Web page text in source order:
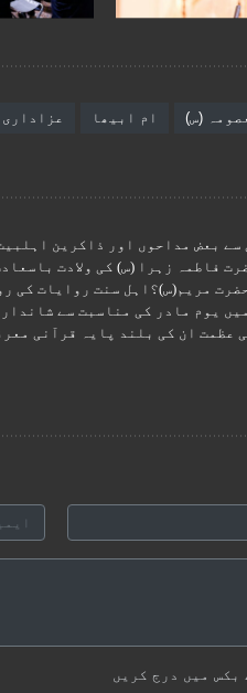
(س) ام ابیھا عزاداری
سے بعض مداحوں اور ذاکرین
فاطمہ زہرا (س) کی ولادت
مریم(س)؟اہل سنت روایات کی
یوم مادر کی مناسبت سے
عظمت ان کی بلند پایہ قرآنی
بکس میں درج کریں